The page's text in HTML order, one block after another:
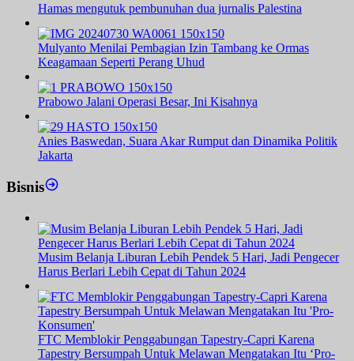
Hamas mengutuk pembunuhan dua jurnalis Palestina
Mulyanto Menilai Pembagian Izin Tambang ke Ormas
Keagamaan Seperti Perang Uhud
Prabowo Jalani Operasi Besar, Ini Kisahnya
Anies Baswedan, Suara Akar Rumput dan Dinamika Politik
Jakarta
Bisnis
Musim Belanja Liburan Lebih Pendek 5 Hari, Jadi Pengecer
Harus Berlari Lebih Cepat di Tahun 2024
FTC Memblokir Penggabungan Tapestry-Capri Karena
Tapestry Bersumpah Untuk Melawan Mengatakan Itu ‘Pro-